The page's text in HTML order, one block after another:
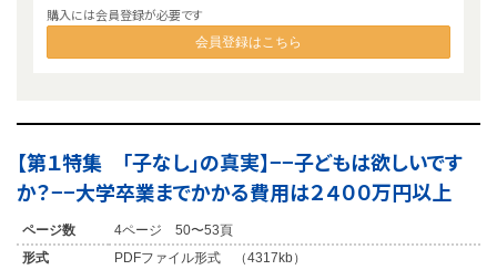
購入には会員登録が必要です
会員登録はこちら
【第１特集 「子なし」の真実】−−子どもは欲しいです
か？−−大学卒業までかかる費用は２４００万円以上
ページ数
4ページ 50〜53頁
形式
PDFファイル形式 （4317kb）